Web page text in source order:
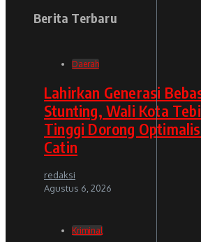
Berita Terbaru
Daerah
Lahirkan Generasi
Stunting, Wali Kota
Tinggi Dorong
Catin
redaksi
Agustus 6, 2026
Kriminal